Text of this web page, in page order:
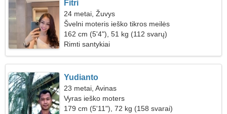
Fitri
24 metai, Žuvys
Švelni moteris ieško tikros meilės
162 cm (5'4"), 51 kg (112 svarų)
Rimti santykiai
Yudianto
23 metai, Avinas
Vyras ieško moters
179 cm (5'11"), 72 kg (158 svarai)